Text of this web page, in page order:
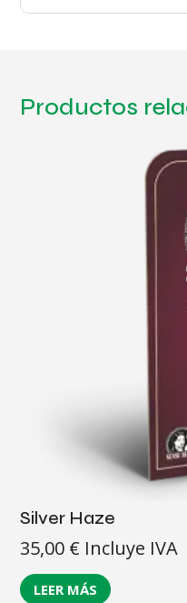
Productos
Silver Haze
35,00 € Incluye IVA
LEER MÁS